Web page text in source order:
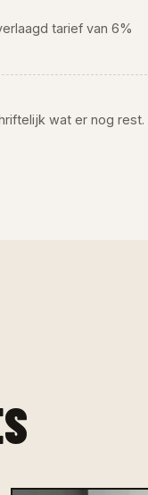
tarief van 6%
wat er nog rest.